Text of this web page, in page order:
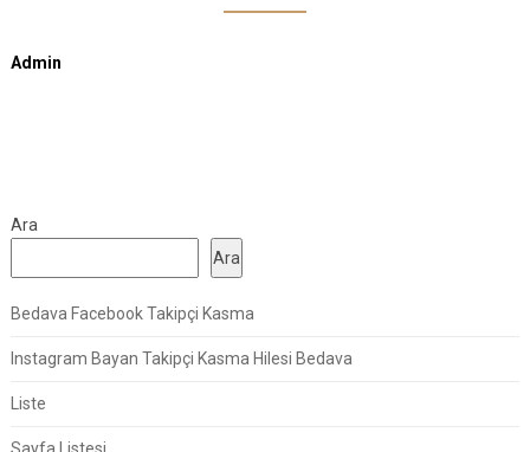
Admin
Ara
Ara
Bedava Facebook Takipçi Kasma
Instagram Bayan Takipçi Kasma Hilesi Bedava
Liste